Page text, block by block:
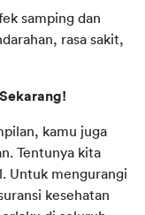
samping dan
rasa sakit,
kamu juga
Tentunya kita
Untuk mengurangi